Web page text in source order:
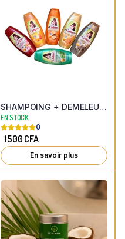
SHAMPOING + DEMELEUR 2 EN 1 CADUM DE POCHE ( FORMAT 100ML )
EN STOCK
0
1500 CFA
En savoir plus